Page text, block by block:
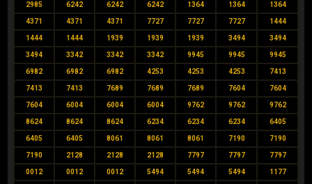
2985 6242 6242 6242 1364 1364 1364
4371 4371 4371 7727 7727 7727 1444
1444 1444 1939 1939 1939 3494 3494
3494 3342 3342 3342 9945 9945 9945
6982 6982 6982 4253 4253 4253 7413
7413 7413 7689 7689 7689 7604 7604
7604 6004 6004 6004 9762 9762 9762
8624 8624 8624 6234 6234 6234 6405
6405 6405 8061 8061 8061 7190 7190
7190 2128 2128 2128 7797 7797 7797
0012 0012 0012 5494 5494 5494 1177